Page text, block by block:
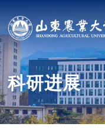
科研进展